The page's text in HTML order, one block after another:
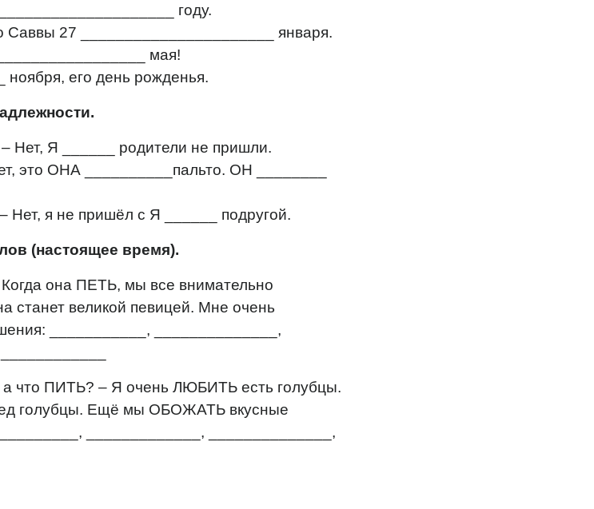
году.
Саввы 27 ______________________ января.
мая!
его день рожденья.
Нет, Я ______ родители не пришли.
это ОНА __________пальто. ОН ________
Нет, я не пришёл с Я ______ подругой.
(настоящее время).
она ПЕТЬ, мы все внимательно
великой певицей. Мне очень
___________, ______________,
что ПИТЬ? – Я очень ЛЮБИТЬ есть голубцы.
голубцы. Ещё мы ОБОЖАТЬ вкусные
_____________, ______________,